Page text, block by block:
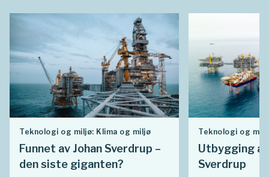
Teknologi og miljø: Klima og miljø
Funnet av Johan Sverdrup –
den siste giganten?
Teknologi og
Utbygging av
Sverdrup